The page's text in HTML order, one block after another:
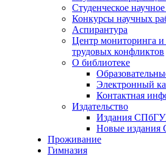
Студенческое
Конкурсы научных
Аспирантура
Центр мониторинга и
трудовых конфликтов
О библиотеке
Электронный
Контактная
Издательство
Издания
Новые
Проживание
Гимназия